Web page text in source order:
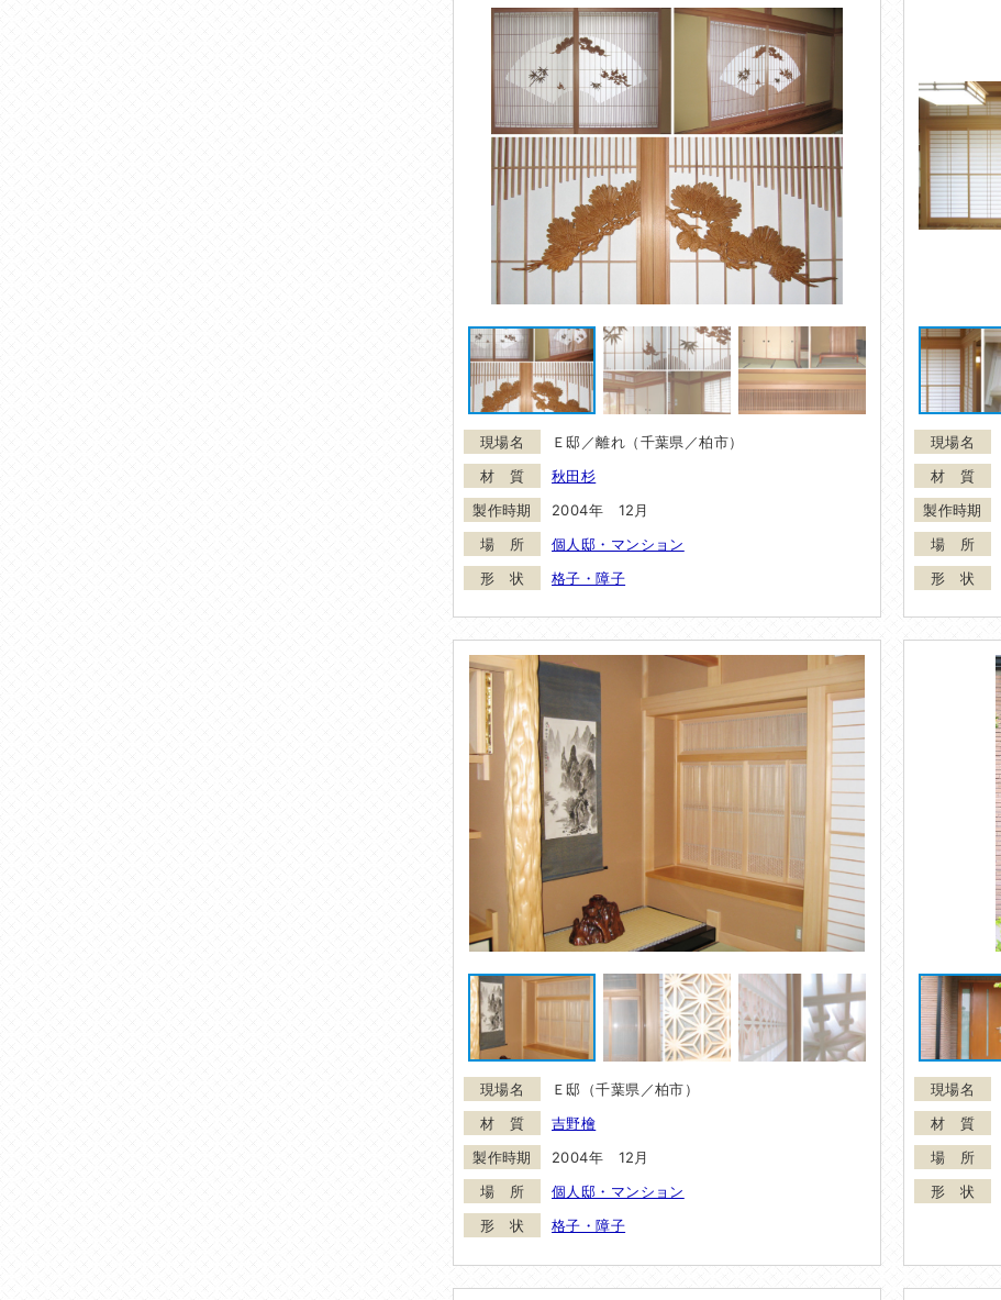
Ｅ邸／離れ（千葉県／柏市）
秋田杉
2004年 12月
個人邸・マンション
格子・障子
Ｅ邸（千葉県／柏市）
吉野檜
2004年 12月
個人邸・マンション
格子・障子